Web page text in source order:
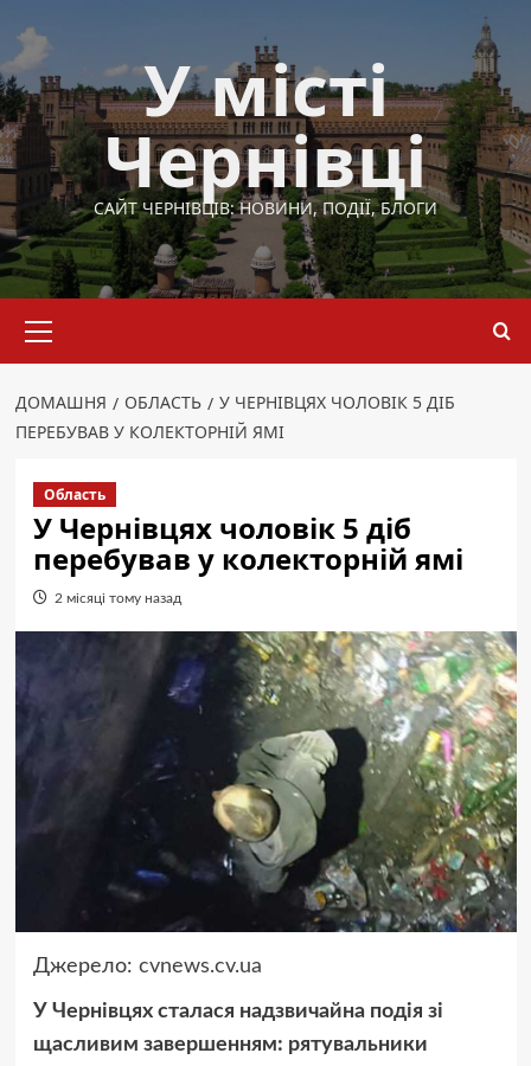
до
вмісту
У місті
Чернівці
САЙТ ЧЕРНІВЦІВ: НОВИНИ, ПОДІЇ, БЛОГИ
меню
ДОМАШНЯ ОБЛАСТЬ
У ЧЕРНІВЦЯХ ЧОЛОВІК 5 ДІБ
ПЕРЕБУВАВ У КОЛЕКТОРНІЙ ЯМІ
Область
У Чернівцях чоловік 5 діб
перебував у колекторній ямі
2 місяці тому назад
Джерело: cvnews.cv.ua
У Чернівцях сталася надзвичайна подія зі
щасливим завершенням: рятувальники